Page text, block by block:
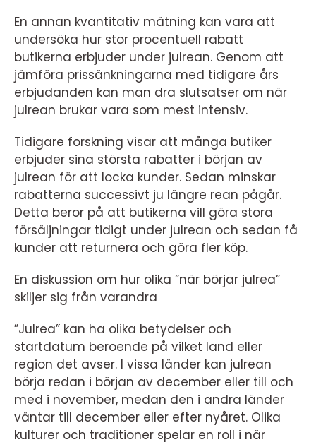
En annan kvantitativ mätning kan vara att
undersöka hur stor procentuell rabatt
butikerna erbjuder under julrean. Genom att
jämföra prissänkningarna med tidigare års
erbjudanden kan man dra slutsatser om när
julrean brukar vara som mest intensiv.
Tidigare forskning visar att många butiker
erbjuder sina största rabatter i början av
julrean för att locka kunder. Sedan minskar
rabatterna successivt ju längre rean pågår.
Detta beror på att butikerna vill göra stora
försäljningar tidigt under julrean och sedan få
kunder att returnera och göra fler köp.
En diskussion om hur olika ”när börjar julrea”
skiljer sig från varandra
”Julrea” kan ha olika betydelser och
startdatum beroende på vilket land eller
region det avser. I vissa länder kan julrean
börja redan i början av december eller till och
med i november, medan den i andra länder
väntar till december eller efter nyåret. Olika
kulturer och traditioner spelar en roll i när